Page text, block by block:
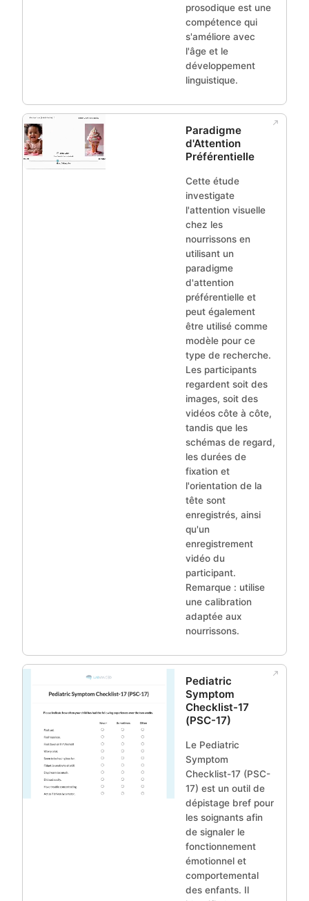
prosodique est une
compétence qui
s'améliore avec
l'âge et le
développement
linguistique.
Paradigme
d'Attention
Préférentielle
Cette étude
investigate
l'attention visuelle
chez les
nourrissons en
utilisant un
paradigme
d'attention
préférentielle et
peut également
être utilisé comme
modèle pour ce
type de recherche.
Les participants
regardent soit des
images, soit des
vidéos côte à côte,
tandis que les
schémas de regard,
les durées de
fixation et
l'orientation de la
tête sont
enregistrés, ainsi
qu'un
enregistrement
vidéo du
participant.
Remarque : utilise
une calibration
adaptée aux
nourrissons.
Pediatric
Symptom
Checklist-17
(PSC-17)
Le Pediatric
Symptom
Checklist-17 (PSC-
17) est un outil de
dépistage bref pour
les soignants afin
de signaler le
fonctionnement
émotionnel et
comportemental
des enfants. Il